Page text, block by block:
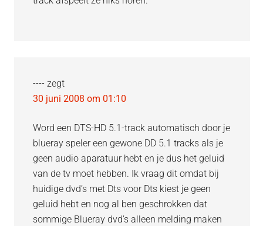
---- zegt
30 juni 2008 om 01:10
Word een DTS-HD 5.1-track automatisch door je
blueray speler een gewone DD 5.1 tracks als je
geen audio aparatuur hebt en je dus het geluid
van de tv moet hebben. Ik vraag dit omdat bij
huidige dvd’s met Dts voor Dts kiest je geen
geluid hebt en nog al ben geschrokken dat
sommige Blueray dvd’s alleen melding maken